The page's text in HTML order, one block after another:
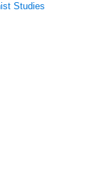
Studies